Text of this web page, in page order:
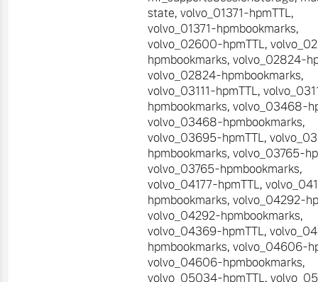
state,volvo_01371-hpmTTL,
volvo_01371-hpmbookmarks,
volvo_02600-hpmTTL,
hpmbookmarks,volvo_02824-
volvo_02824-hpmbookmarks,
volvo_03111-hpmTTL,
hpmbookmarks,volvo_03468-
volvo_03468-hpmbookmarks,
volvo_03695-hpmTTL,
hpmbookmarks,volvo_03765-
volvo_03765-hpmbookmarks,
volvo_04177-hpmTTL,
hpmbookmarks,volvo_04292-
volvo_04292-hpmbookmarks,
volvo_04369-hpmTTL,
hpmbookmarks,volvo_04606-
volvo_04606-hpmbookmarks,
volvo_05034-hpmTTL,